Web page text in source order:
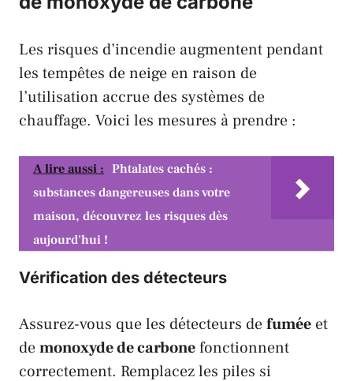
Les risques d’incendie augmentent pendant
les tempêtes de neige en raison de
l’utilisation accrue des systèmes de
chauffage. Voici les mesures à prendre :
A lire aussi : Phtalates cachés :
substances dangereuses dans votre
maison, découvrez les risques dès
aujourd'hui !
Vérification des détecteurs
Assurez-vous que les détecteurs defumée et
demonoxyde de carbonefonctionnent
correctement. Remplacez les piles si